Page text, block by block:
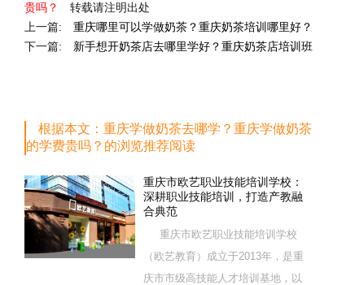
贵吗？
转载请注明出处
上一篇:
重庆哪里可以学做奶茶？重庆奶茶培训哪里好？
下一篇:
新手想开奶茶店去哪里学好？重庆奶茶店培训班
根据本文：重庆学做奶茶去哪学？重庆学做奶茶
的学费贵吗？的浏览推荐阅读
重庆市欧艺职业技能培训学校：
深耕职业技能培训，打造产教融
合典范
重庆市欧艺职业技能培训学校
（欧艺教育）成立于2013年，是重
庆市市级高技能人才培训基地，以